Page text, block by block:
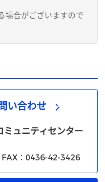
場合がございますので
い合わせ
ミュニティセンター
：0436-42-3426